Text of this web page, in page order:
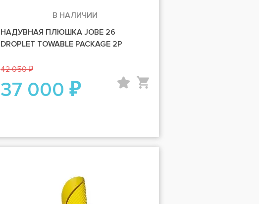
В НАЛИЧИИ
НАДУВНАЯ ПЛЮШКА JOBE 26
DROPLET TOWABLE PACKAGE 2P
42 050 ₽
37 000 ₽